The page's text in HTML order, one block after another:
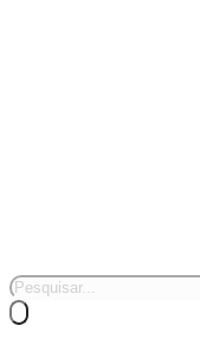
Pesquisar
produtos